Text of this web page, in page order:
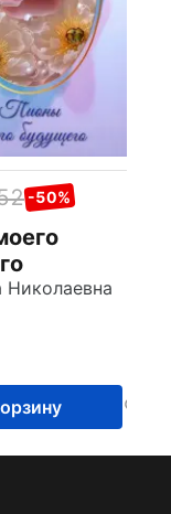
-50%
Николаевна